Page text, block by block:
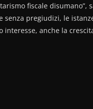
fiscale
senza pregiudizi, le
interesse, anche la